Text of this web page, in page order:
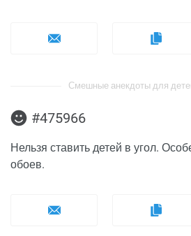
Смешные анекдоты для
#475966
Нельзя ставить детей в угол.
обоев.